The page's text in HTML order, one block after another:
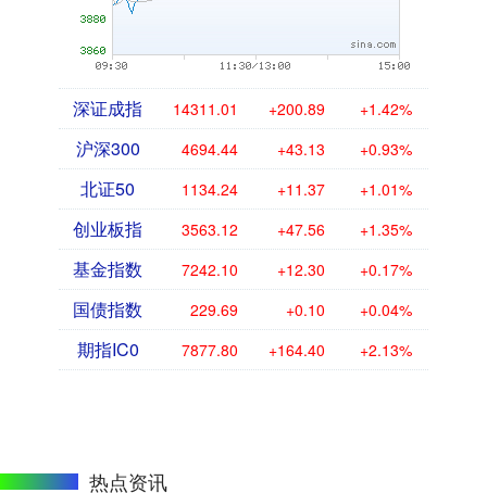
深证成指 14311.01 +200.89 +1.42%
沪深300 4694.44 +43.13 +0.93%
北证50 1134.24 +11.37 +1.01%
创业板指 3563.12 +47.56 +1.35%
基金指数 7242.10 +12.30 +0.17%
国债指数 229.69 +0.10 +0.04%
期指IC0 7877.80 +164.40 +2.13%
热点资讯